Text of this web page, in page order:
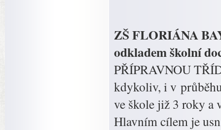
ZŠ FLORIÁNA
odkladem školní
PŘÍPRAVNOU
kdykoliv, i v
ve škole již 3 roky a
Hlavním cílem je